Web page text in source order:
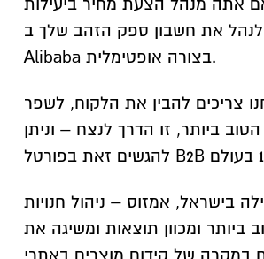
לנהל את חשבון ספק הזהב שלך ב-
Alibaba בצורה אופטימלית.
צריכים להבין את הלקוח, לשפר
ביותר, זו הדרך לנצח – וניתן
בישראל, אמזוס – ניהול חנויות
ביותר ומכוון תוצאות ומשיגה את